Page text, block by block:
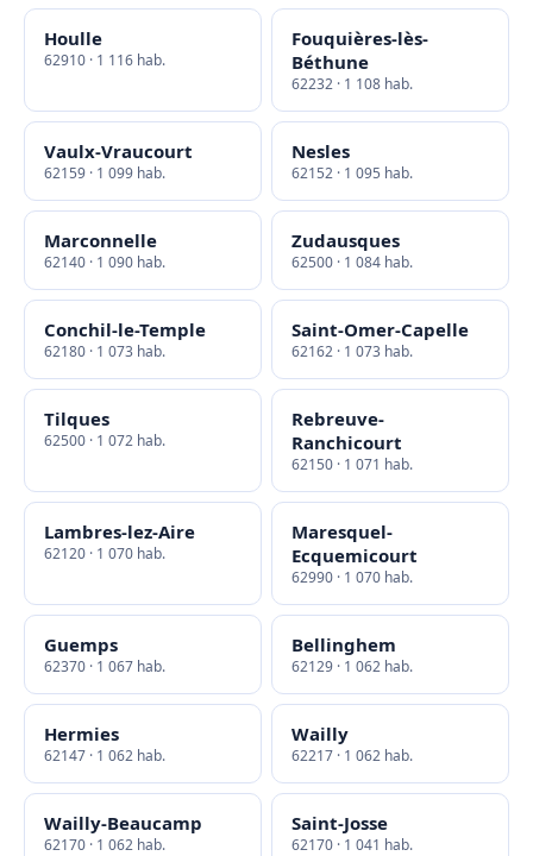
Houlle
62910 · 1 116 hab.
Fouquières-lès-
Béthune
62232 · 1 108 hab.
Vaulx-Vraucourt
62159 · 1 099 hab.
Nesles
62152 · 1 095 hab.
Marconnelle
62140 · 1 090 hab.
Zudausques
62500 · 1 084 hab.
Conchil-le-Temple
62180 · 1 073 hab.
Saint-Omer-Capelle
62162 · 1 073 hab.
Tilques
62500 · 1 072 hab.
Rebreuve-
Ranchicourt
62150 · 1 071 hab.
Lambres-lez-Aire
62120 · 1 070 hab.
Maresquel-
Ecquemicourt
62990 · 1 070 hab.
Guemps
62370 · 1 067 hab.
Bellinghem
62129 · 1 062 hab.
Hermies
62147 · 1 062 hab.
Wailly
62217 · 1 062 hab.
Wailly-Beaucamp
62170 · 1 062 hab.
Saint-Josse
62170 · 1 041 hab.